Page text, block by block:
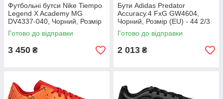
Футбольні бутси Nike Tiempo
Legend X Academy MG
DV4337-040, Чорний, Розмір
(EU) - 43
Готово до відправки
3 450 ₴
Бути Adidas Predator
Accuracy.4 FxG GW4604,
Чорний, Розмір (EU) - 44 2/3
Готово до відправки
2 013 ₴